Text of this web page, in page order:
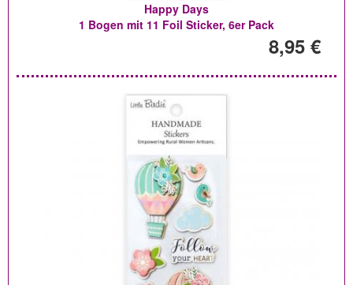
Happy Days
1 Bogen mit 11 Foil Sticker, 6er Pack
8,95 €